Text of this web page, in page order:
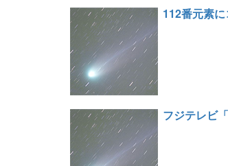
112番元素
フジテレビ